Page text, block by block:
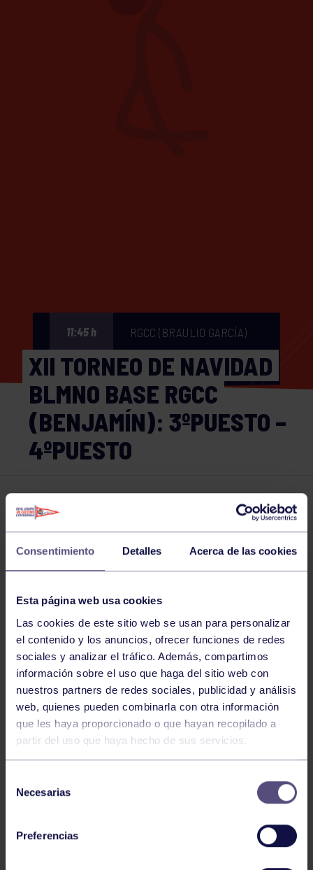
Consentimiento Detalles Acerca de las cookies
Esta página web usa cookies
Las cookies de este sitio web se usan para personalizar
el contenido y los anuncios, ofrecer funciones de redes
sociales y analizar el tráfico. Además, compartimos
información sobre el uso que haga del sitio web con
nuestros partners de redes sociales, publicidad y análisis
web, quienes pueden combinarla con otra información
que les haya proporcionado o que hayan recopilado a
partir del uso que haya hecho de sus servicios.
Necesarias
Preferencias
11:45 h RGCC (BRAULIO GARCÍA)
XII TORNEO DE NAVIDAD
BLMNO BASE RGCC
(BENJAMÍN): 3ºPUESTO –
4ºPUESTO
Comparte
NOTICIAS RELACIONADAS
Balonmano 25 May 2026
ESPAÑA